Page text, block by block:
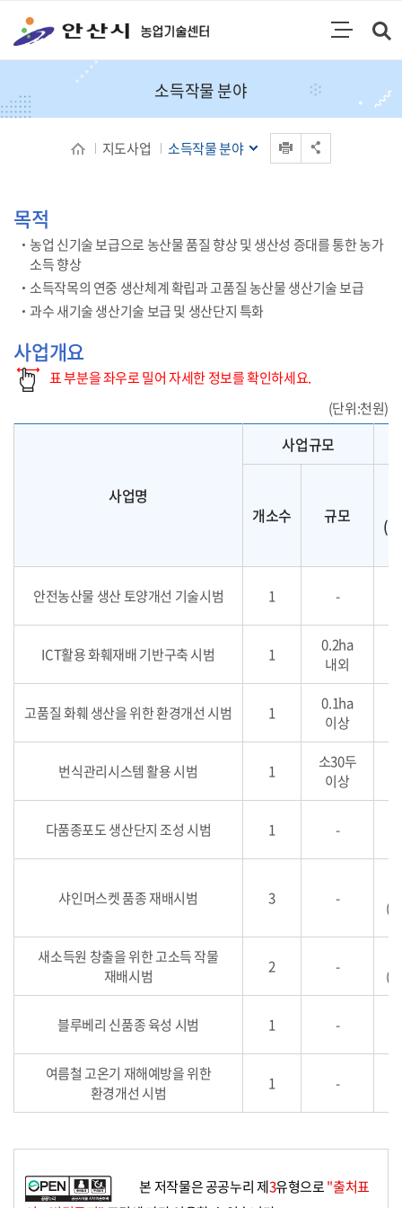
주메뉴
소득작물 분야
지도사업 소득작물 분야
목적
농업 신기술 보급으로 농산물 품질 향상 및 생산성 증대를 통한 농가
소득 향상
소득작목의 연중 생산체계 확립과 고품질 농산물 생산기술 보급
과수 새기술 생산기술 보급 및 생산단지 특화
사업개요
표 부분을 좌우로 밀어 자세한 정보를 확인하세요.
(단위:천원)
사업명
사업규모
개소수 규모
(
안전농산물 생산 토양개선 기술시범 1 -
ICT활용 화훼재배 기반구축 시범 1
0.2ha
내외
고품질 화훼 생산을 위한 환경개선 시범 1
0.1ha
이상
번식관리시스템 활용 시범 1
소30두
이상
다품종포도 생산단지 조성 시범 1 -
샤인머스켓 품종 재배시범 3 -
새소득원 창출을 위한 고소득 작물
재배시범
2 -
블루베리 신품종 육성 시범 1 -
여름철 고온기 재해예방을 위한
환경개선 시범
1 -
본 저작물은 공공누리 제3유형으로"출처표